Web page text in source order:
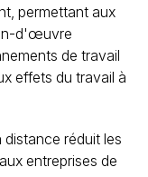
permettant aux
d'œuvre
de travail
effets du travail à
distance réduit les
entreprises de